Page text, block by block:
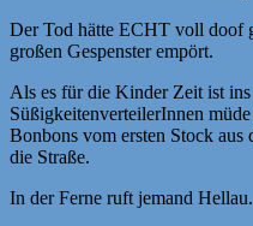
Der Tod hätte ECHT voll doof
großen Gespenster empört.
Als es für die Kinder Zeit ist
SüßigkeitenverteilerInnen
Bonbons vom ersten Stock aus
die Straße.
In der Ferne ruft jemand Hellau.